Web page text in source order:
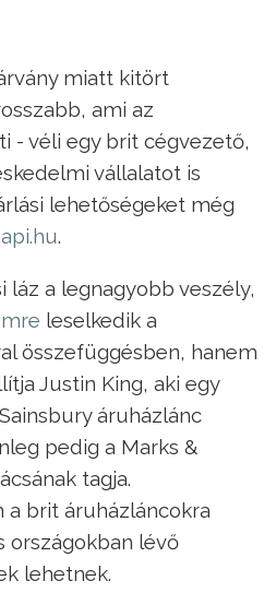
miatt kitört
ami az
- véli egy brit cégvezető,
vállalatot is
lehetőségeket még
.
láz a legnagyobb veszély,
leselkedik a
összefüggésben, hanem
Justin King, aki egy
áruházlánc
pedig a Marks &
tagja.
a brit áruházláncokra
országokban lévő
lehetnek.